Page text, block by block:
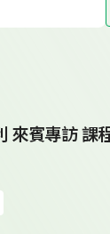
來賓專訪 課